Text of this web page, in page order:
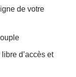
de votre
d’accès et